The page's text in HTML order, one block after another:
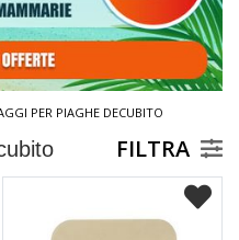
PER PIAGHE DECUBITO
FILTRA